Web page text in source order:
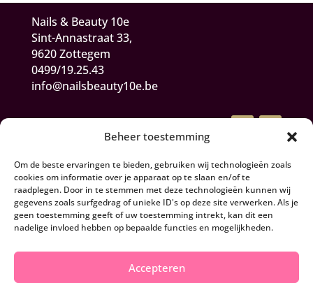
Beheer toestemming
Om de beste ervaringen te bieden, gebruiken wij technologieën zoals
cookies om informatie over je apparaat op te slaan en/of te
raadplegen. Door in te stemmen met deze technologieën kunnen wij
gegevens zoals surfgedrag of unieke ID's op deze site verwerken. Als je
geen toestemming geeft of uw toestemming intrekt, kan dit een
nadelige invloed hebben op bepaalde functies en mogelijkheden.
Accepteren
Nails & Beauty 10e
Sint-Annastraat 33,
9620 Zottegem
0499/19.25.43
info@nailsbeauty10e.be
Algemene Voorwaarden
Herroepen en retourneren